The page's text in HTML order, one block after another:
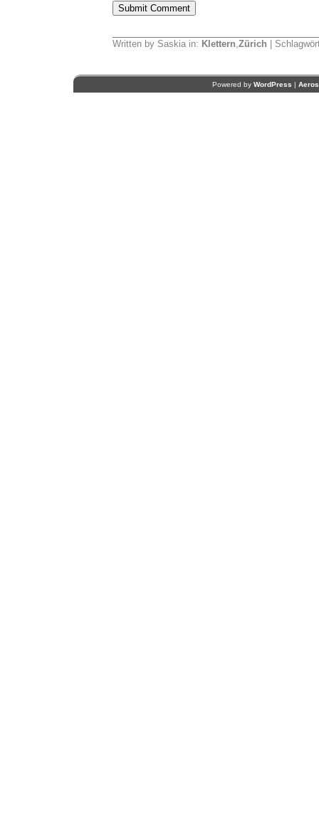
Written by Saskia in: Klettern,Zürich |
Powered by WordPress |